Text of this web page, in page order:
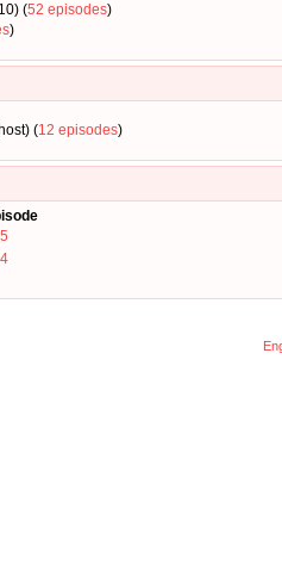
(52 episodes)
)
(12 episodes)